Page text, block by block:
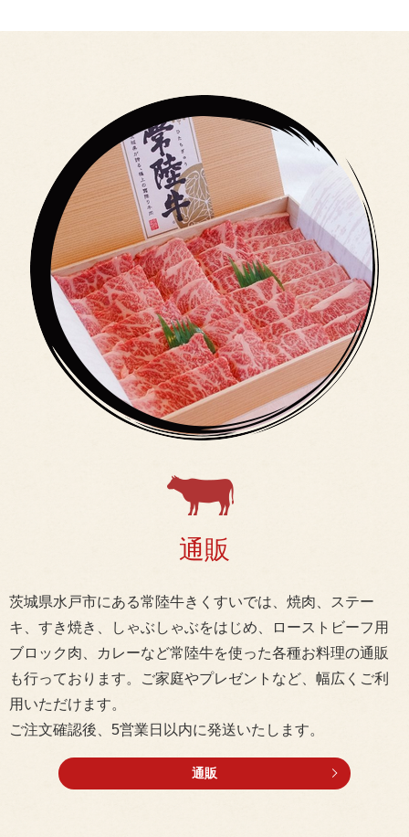
通販
茨城県水戸市にある常陸牛きくすいでは、焼肉、ステー
キ、すき焼き、しゃぶしゃぶをはじめ、ローストビーフ用
ブロック肉、カレーなど常陸牛を使った各種お料理の通販
も行っております。ご家庭やプレゼントなど、幅広くご利
用いただけます。
ご注文確認後、5営業日以内に発送いたします。
通販